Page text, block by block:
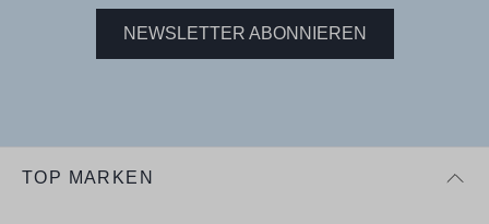
NEWSLETTER ABONNIEREN
TOP MARKEN